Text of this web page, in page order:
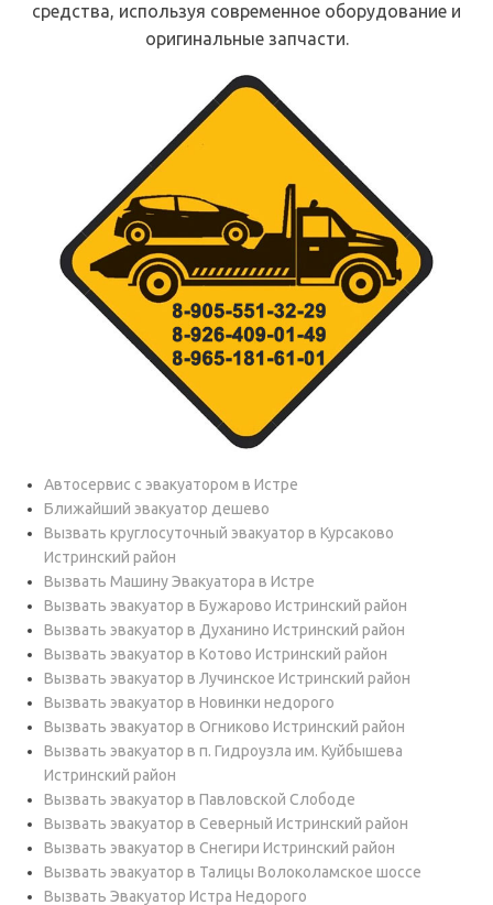
средства, используя современное оборудование и
оригинальные запчасти.
Автосервис с эвакуатором в Истре
Ближайший эвакуатор дешево
Вызвать круглосуточный эвакуатор в Курсаково
Истринский район
Вызвать Машину Эвакуатора в Истре
Вызвать эвакуатор в Бужарово Истринский район
Вызвать эвакуатор в Духанино Истринский район
Вызвать эвакуатор в Котово Истринский район
Вызвать эвакуатор в Лучинское Истринский район
Вызвать эвакуатор в Новинки недорого
Вызвать эвакуатор в Огниково Истринский район
Вызвать эвакуатор в п. Гидроузла им. Куйбышева
Истринский район
Вызвать эвакуатор в Павловской Слободе
Вызвать эвакуатор в Северный Истринский район
Вызвать эвакуатор в Снегири Истринский район
Вызвать эвакуатор в Талицы Волоколамское шоссе
Вызвать Эвакуатор Истра Недорого